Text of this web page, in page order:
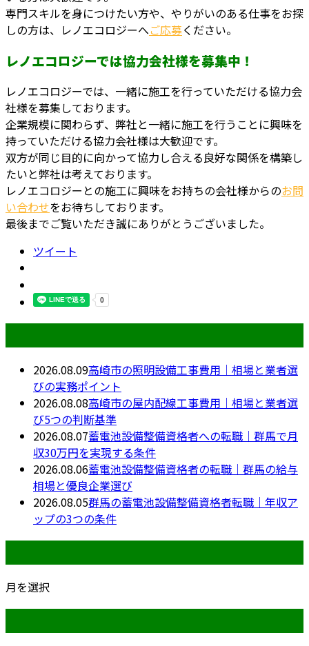
専門スキルを身につけたい方や、やりがいのある仕事をお探
しの方は、レノエコロジーへご応募ください。
レノエコロジーでは協力会社様を募集中！
レノエコロジーでは、一緒に施工を行っていただける協力会
社様を募集しております。
企業規模に関わらず、弊社と一緒に施工を行うことに興味を
持っていただける協力会社様は大歓迎です。
双方が同じ目的に向かって協力し合える良好な関係を構築し
たいと弊社は考えております。
レノエコロジーとの施工に興味をお持ちの会社様からのお問
い合わせをお待ちしております。
最後までご覧いただき誠にありがとうございました。
ツイート
2026.08.09高崎市の照明設備工事費用｜相場と業者選
びの実務ポイント
2026.08.08高崎市の屋内配線工事費用｜相場と業者選
び5つの判断基準
2026.08.07蓄電池設備整備資格者への転職｜群馬で月
収30万円を実現する条件
2026.08.06蓄電池設備整備資格者の転職｜群馬の給与
相場と優良企業選び
2026.08.05群馬の蓄電池設備整備資格者転職｜年収ア
ップの3つの条件
月を選択